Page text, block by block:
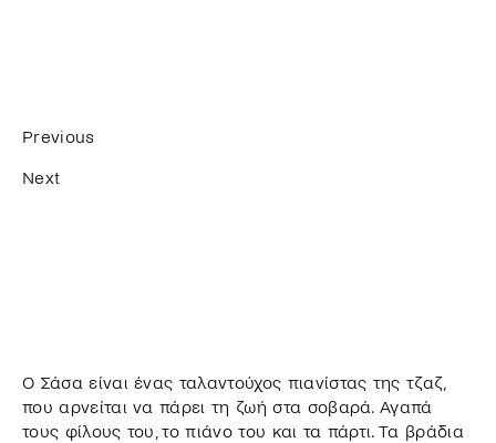
Previous
Next
Ο Σάσα είναι ένας ταλαντούχος πιανίστας της τζαζ,
που αρνείται να πάρει τη ζωή στα σοβαρά. Αγαπά
τους φίλους του, το πιάνο του και τα πάρτι. Τα βράδια